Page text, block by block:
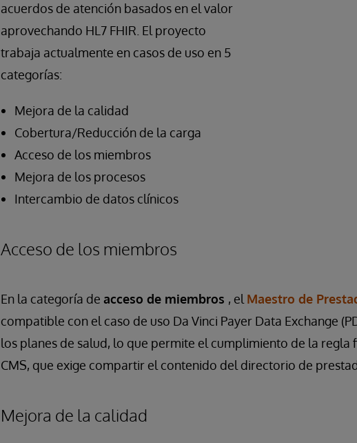
acuerdos de atención basados en el valor
aprovechando HL7 FHIR. El proyecto
trabaja actualmente en casos de uso en 5
categorías:
Mejora de la calidad
Cobertura/Reducción de la carga
Acceso de los miembros
Mejora de los procesos
Intercambio de datos clínicos
Acceso de los miembros
En la categoría de acceso de miembros , el Maestro de
compatible con el caso de uso Da Vinci Payer Data Exchange
los planes de salud, lo que permite el cumplimiento de la
CMS, que exige compartir el contenido del directorio de
Mejora de la calidad